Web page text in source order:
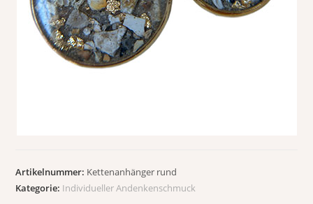
Artikelnummer: Kettenanhänger rund
Kategorie: Individueller Andenkenschmuck